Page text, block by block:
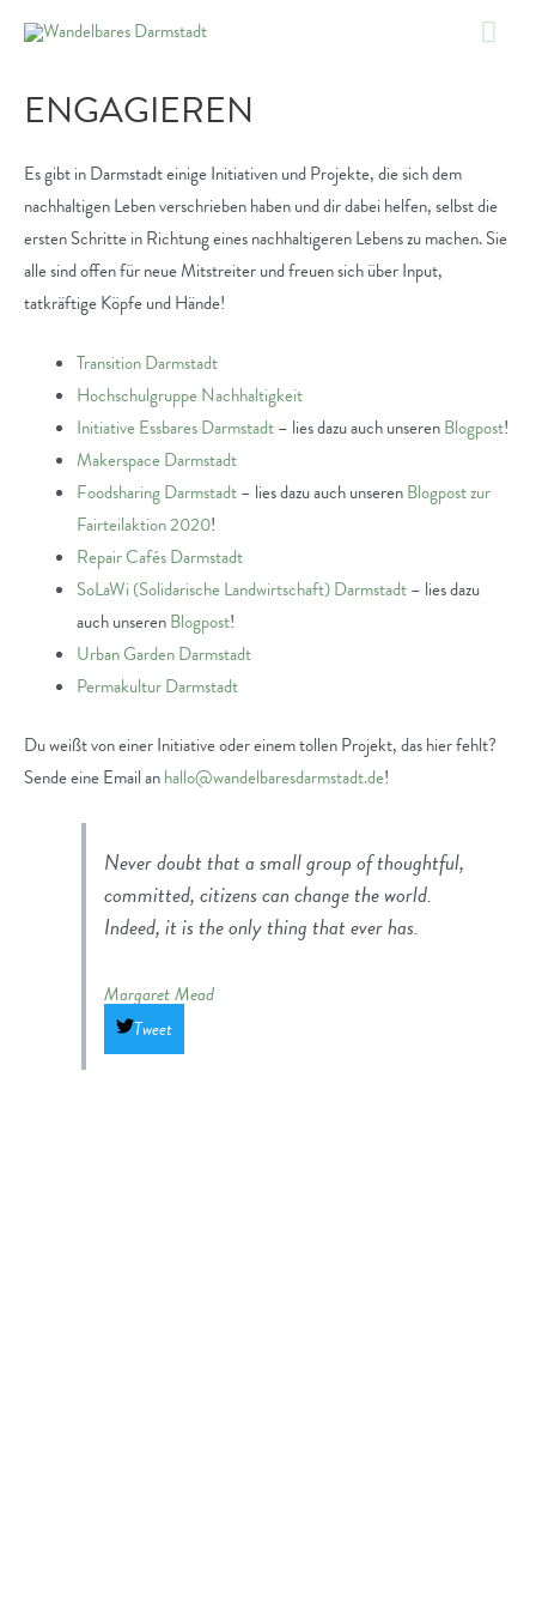
Inhalt
ENGAGIEREN
Es gibt in Darmstadt einige Initiativen und Projekte, die sich dem
nachhaltigen Leben verschrieben haben und dir dabei helfen, selbst die
ersten Schritte in Richtung eines nachhaltigeren Lebens zu machen. Sie
alle sind offen für neue Mitstreiter und freuen sich über Input,
tatkräftige Köpfe und Hände!
Transition Darmstadt
Hochschulgruppe Nachhaltigkeit
Initiative Essbares Darmstadt– lies dazu auch unserenBlogpost!
Makerspace Darmstadt
Foodsharing Darmstadt– lies dazu auch unserenBlogpost zur
Fairteilaktion 2020!
Repair Cafés Darmstadt
SoLaWi (Solidarische Landwirtschaft) Darmstadt– lies dazu
auch unserenBlogpost!
Urban Garden Darmstadt
Permakultur Darmstadt
Du weißt von einer Initiative oder einem tollen Projekt, das hier fehlt?
Sende eine Email anhallo@wandelbaresdarmstadt.de!
Never doubt that a small group of thoughtful,
committed, citizens can change the world.
Indeed, it is the only thing that ever has.
Margaret Mead
Tweet